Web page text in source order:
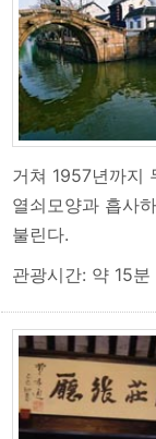
거쳐 1957년까지
열쇠모양과 흡사
불린다.
관광시간: 약 15분